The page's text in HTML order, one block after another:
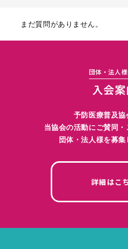
胃がんの予防医療活動
プライバシーポリシー
まだ質問がありません。
入会
団体・法人
予防医療普及協
当協会の活動にご賛同
団体・法人様を募集
詳細はこ